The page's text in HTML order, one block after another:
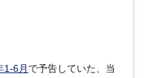
1-6月 で予告していた、当